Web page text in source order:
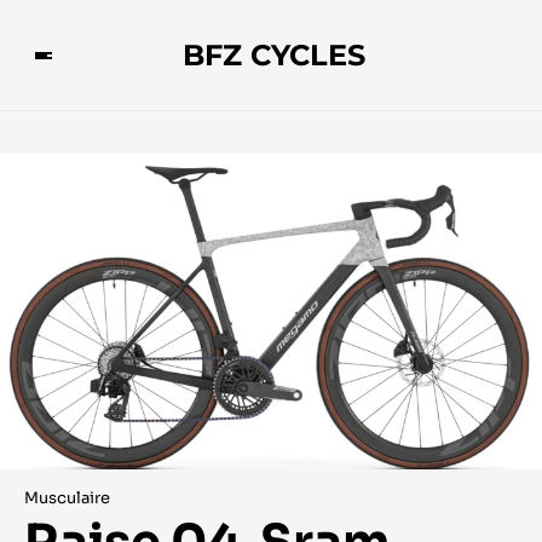
BFZ CYCLES
Musculaire